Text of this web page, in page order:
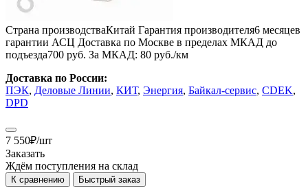
Страна производстваКитай Гарантия производителя6 месяцев
гарантии АСЦ Доставка по Москве в пределах МКАД до
подъезда700 руб. За МКАД: 80 руб./км
Доставка по России:
ПЭК, Деловые Линии, КИТ, Энергия, Байкал-сервис, CDEK,
DPD
7 550₽/шт
Заказать
Ждём поступления на склад
К сравнению Быстрый заказ